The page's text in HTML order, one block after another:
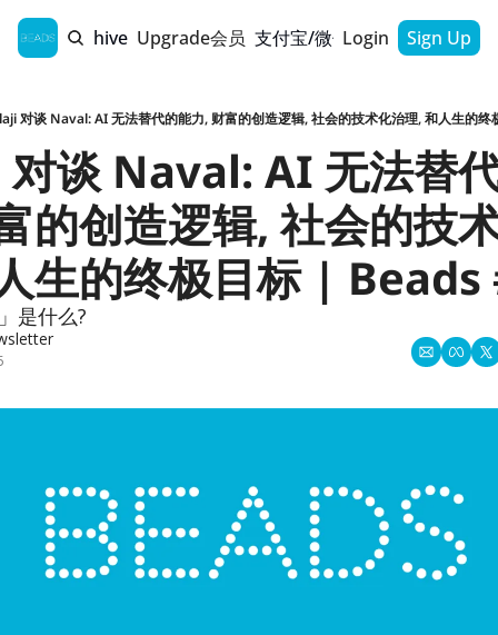
Home Archive Upgrade会员 支付宝/微信支付通道
Login Sign Up
对谈 Naval: AI 无法替代的能力, 财富的创造逻辑, 社会的技术化治理, 和人生的
谈 Naval: AI 无法替
的创造逻辑, 社会的技
生的终极目标 | Beads
是什么?